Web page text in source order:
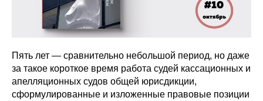
Пять лет — сравнительно небольшой период, но даже
за такое короткое время работа судей кассационных и
апелляционных судов общей юрисдикции,
сформулированные и изложенные правовые позиции